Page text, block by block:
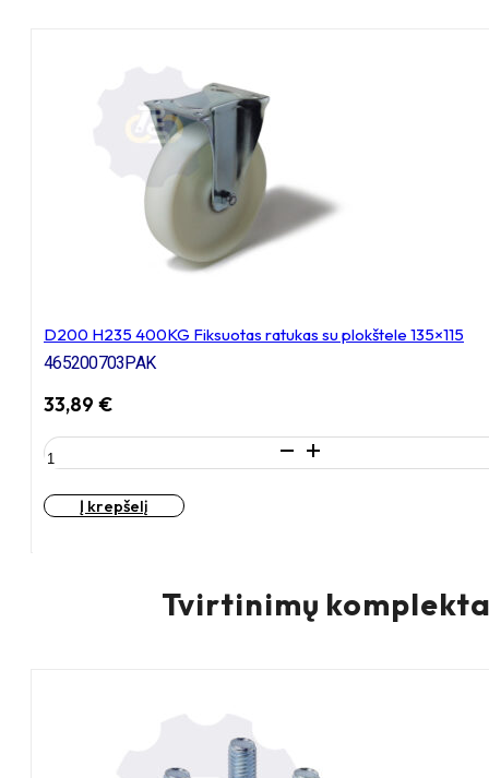
D200 H235 400KG Fiksuotas ratukas su plokštele 135×115
465200703PAK
33,89 €
produkto
kiekis:
D200
H235Į krepšelį
Tvirtinimų